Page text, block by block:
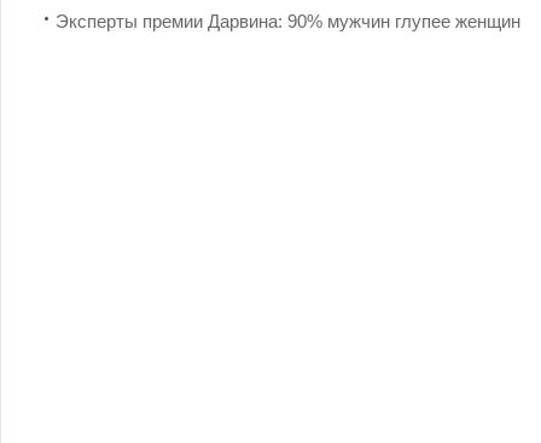
Эксперты премии Дарвина: 90% мужчин глупее женщин